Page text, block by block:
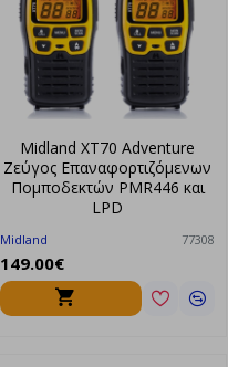
Midland 77308
Midland XT70 Adventure
Ζεύγος Επαναφορτιζόμενων
Πομποδεκτών PMR446 και
LPD
149.00€